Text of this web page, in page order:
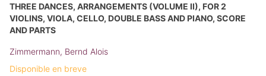
THREE DANCES, ARRANGEMENTS (VOLUME II), FOR 2
VIOLINS, VIOLA, CELLO, DOUBLE BASS AND PIANO, SCORE
AND PARTS
Zimmermann, Bernd Alois
Disponible en breve